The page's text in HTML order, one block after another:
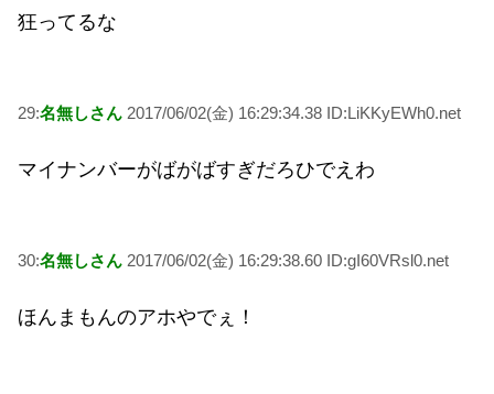
狂ってるな
29:名無しさん 2017/06/02(金) 16:29:34.38 ID:LiKKyEWh0.net
マイナンバーがばがばすぎだろひでえわ
30:名無しさん 2017/06/02(金) 16:29:38.60 ID:gI60VRsl0.net
ほんまもんのアホやでぇ！